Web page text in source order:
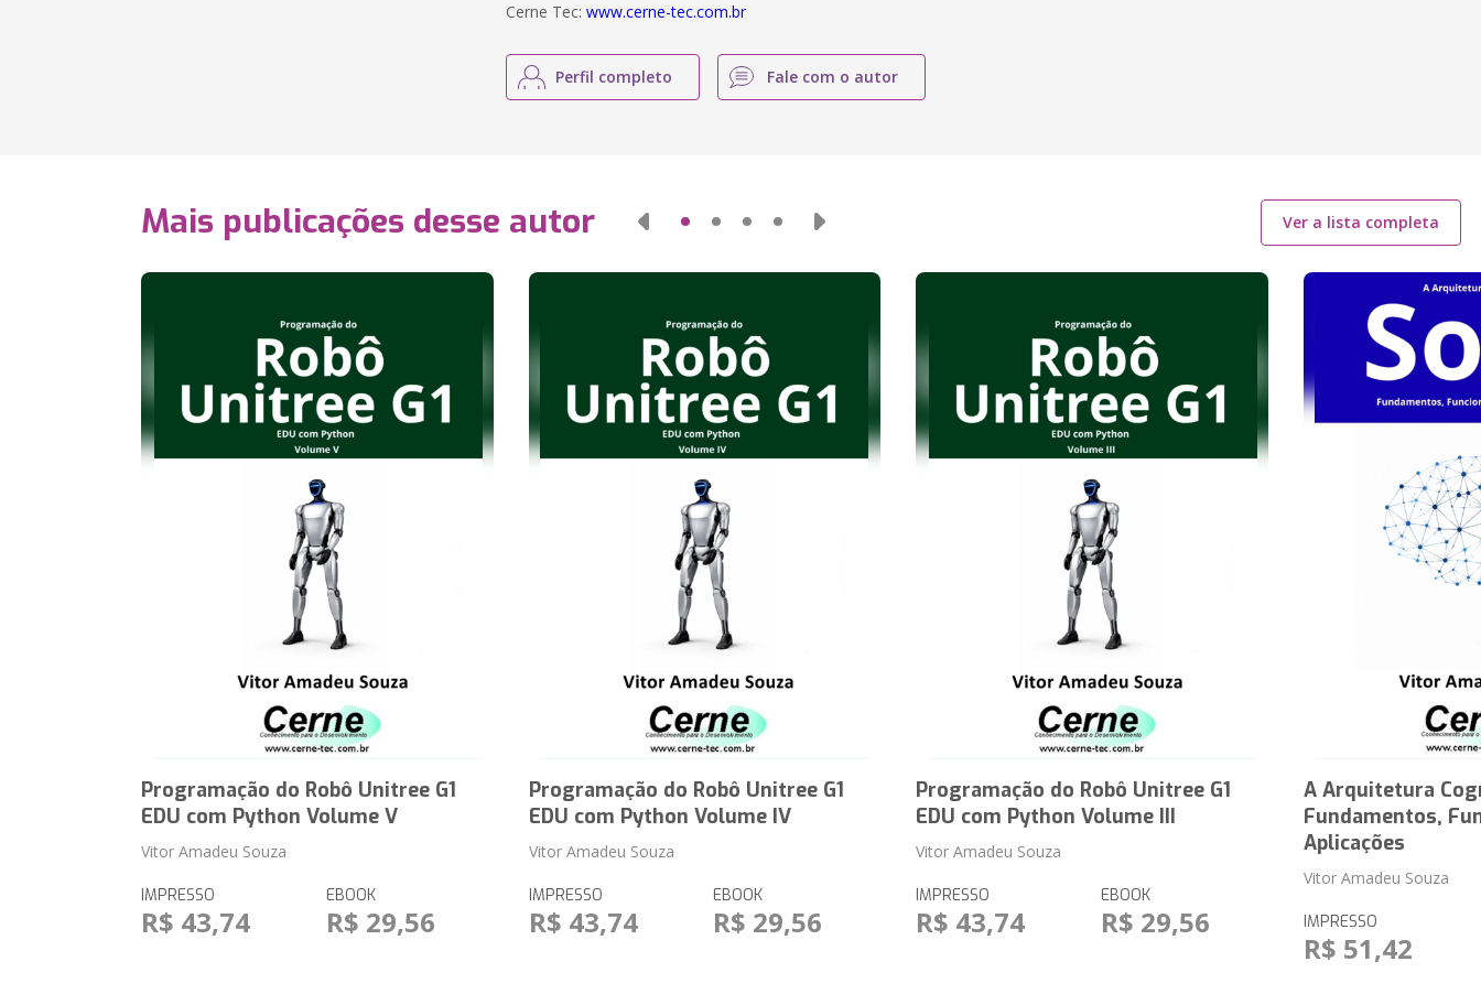
Cerne Tec:www.cerne-tec.com.br
Perfil completo Fale com o autor
Mais publicações desse autor Ver a lista completa
Programação do Robô Unitree G1
EDU com Python Volume V
Vitor Amadeu Souza
IMPRESSO
R$ 43,74
EBOOK
R$ 29,56
Programação do Robô Unitree G1
EDU com Python Volume IV
Vitor Amadeu Souza
IMPRESSO
R$ 43,74
EBOOK
R$ 29,56
Programação do Robô Unitree G1
EDU com Python Volume III
Vitor Amadeu Souza
IMPRESSO
R$ 43,74
EBOOK
R$ 29,56
A Arquitetura
Fundamentos,
Aplicações
Vitor Amadeu Souza
IMPRESSO
R$ 51,42